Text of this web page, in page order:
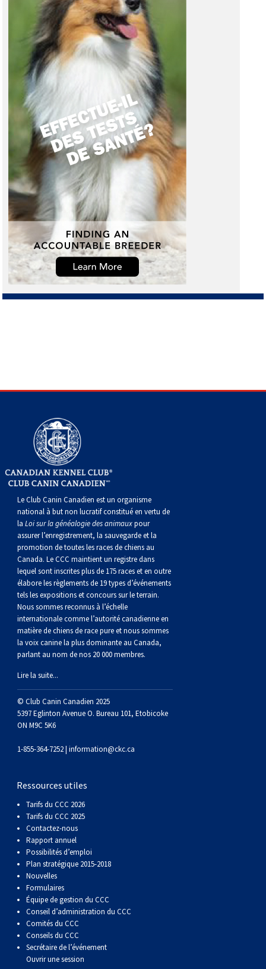
Le Club Canin Canadien est un organisme
national à but non lucratif constitué en vertu de
la Loi sur la généalogie des animauxpour
assurer l’enregistrement, la sauvegarde et la
promotion de toutes les races de chiens au
Canada. Le CCC maintient un registre dans
lequel sont inscrites plus de 175 races et en outre
élabore les règlements de 19 types d’événements
tels les expositions et concours sur le terrain.
Nous sommes reconnus à l’échelle
internationale comme l’autorité canadienne en
matière de chiens de race pure et nous sommes
la voix canine la plus dominante au Canada,
parlant au nom de nos 20 000 membres.
Lire la suite...
© Club Canin Canadien 2025
5397 Eglinton Avenue O. Bureau 101, Etobicoke
ON M9C 5K6
1-855-364-7252 | information@ckc.ca
Ressources utiles
Tarifs du CCC 2026
Tarifs du CCC 2025
Contactez-nous
Rapport annuel
Possibilités d’emploi
Plan stratégique 2015-2018
Nouvelles
Formulaires
Équipe de gestion du CCC
Conseil d’administration du CCC
Comités du CCC
Conseils du CCC
Secrétaire de l’événement
Ouvrir une session